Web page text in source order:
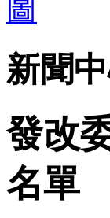
新聞
發改
名單